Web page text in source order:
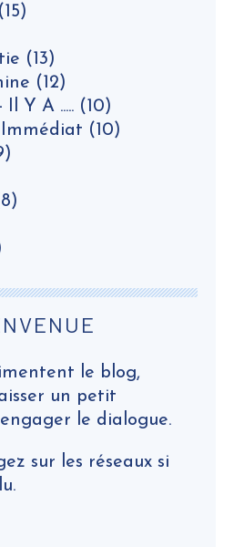
(15)
(13)
(12)
Y A ..... (10)
(10)
le blog,
un petit
le dialogue.
sur les réseaux si